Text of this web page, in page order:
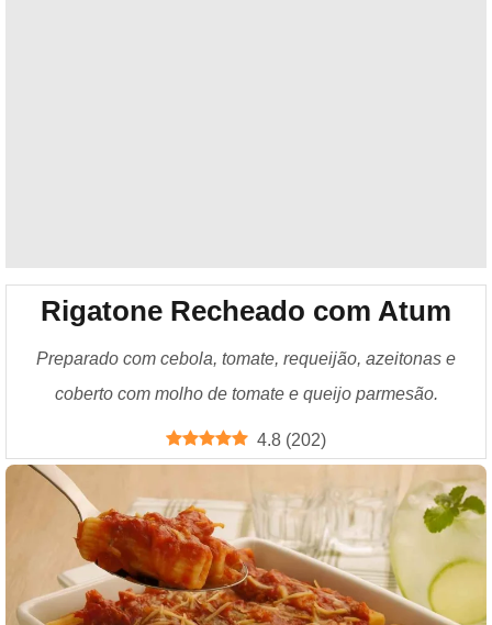
Rigatone Recheado com Atum
Preparado com cebola, tomate, requeijão, azeitonas e
coberto com molho de tomate e queijo parmesão.
4.8 (202)